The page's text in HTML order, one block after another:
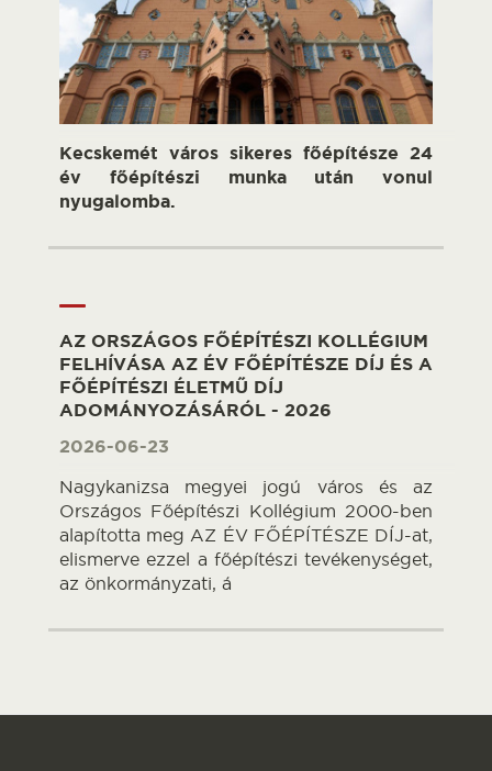
Kecskemét város sikeres főépítésze 24
év főépítészi munka után vonul
nyugalomba.
AZ ORSZÁGOS FŐÉPÍTÉSZI KOLLÉGIUM
FELHÍVÁSA AZ ÉV FŐÉPÍTÉSZE DÍJ ÉS A
FŐÉPÍTÉSZI ÉLETMŰ DÍJ
ADOMÁNYOZÁSÁRÓL - 2026
2026-06-23
Nagykanizsa megyei jogú város és az
Országos Főépítészi Kollégium 2000-ben
alapította meg AZ ÉV FŐÉPÍTÉSZE DÍJ-at,
elismerve ezzel a főépítészi tevékenységet,
az önkormányzati, á